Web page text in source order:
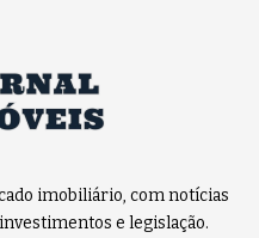
imobiliário, com notícias
e legislação.